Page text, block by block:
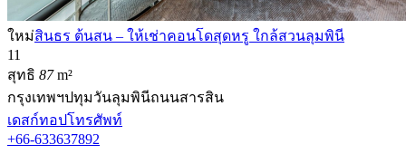
ใหม่สินธร ต้นสน – ให้เช่าคอนโดสุดหรู ใกล้สวนลุมพินี
11
สุทธิ 87m²
กรุงเทพฯปทุมวันลุมพินีถนนสารสิน
เดสก์ทอปโทรศัพท์
+66-633637892